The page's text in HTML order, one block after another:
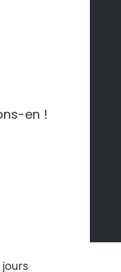
en !